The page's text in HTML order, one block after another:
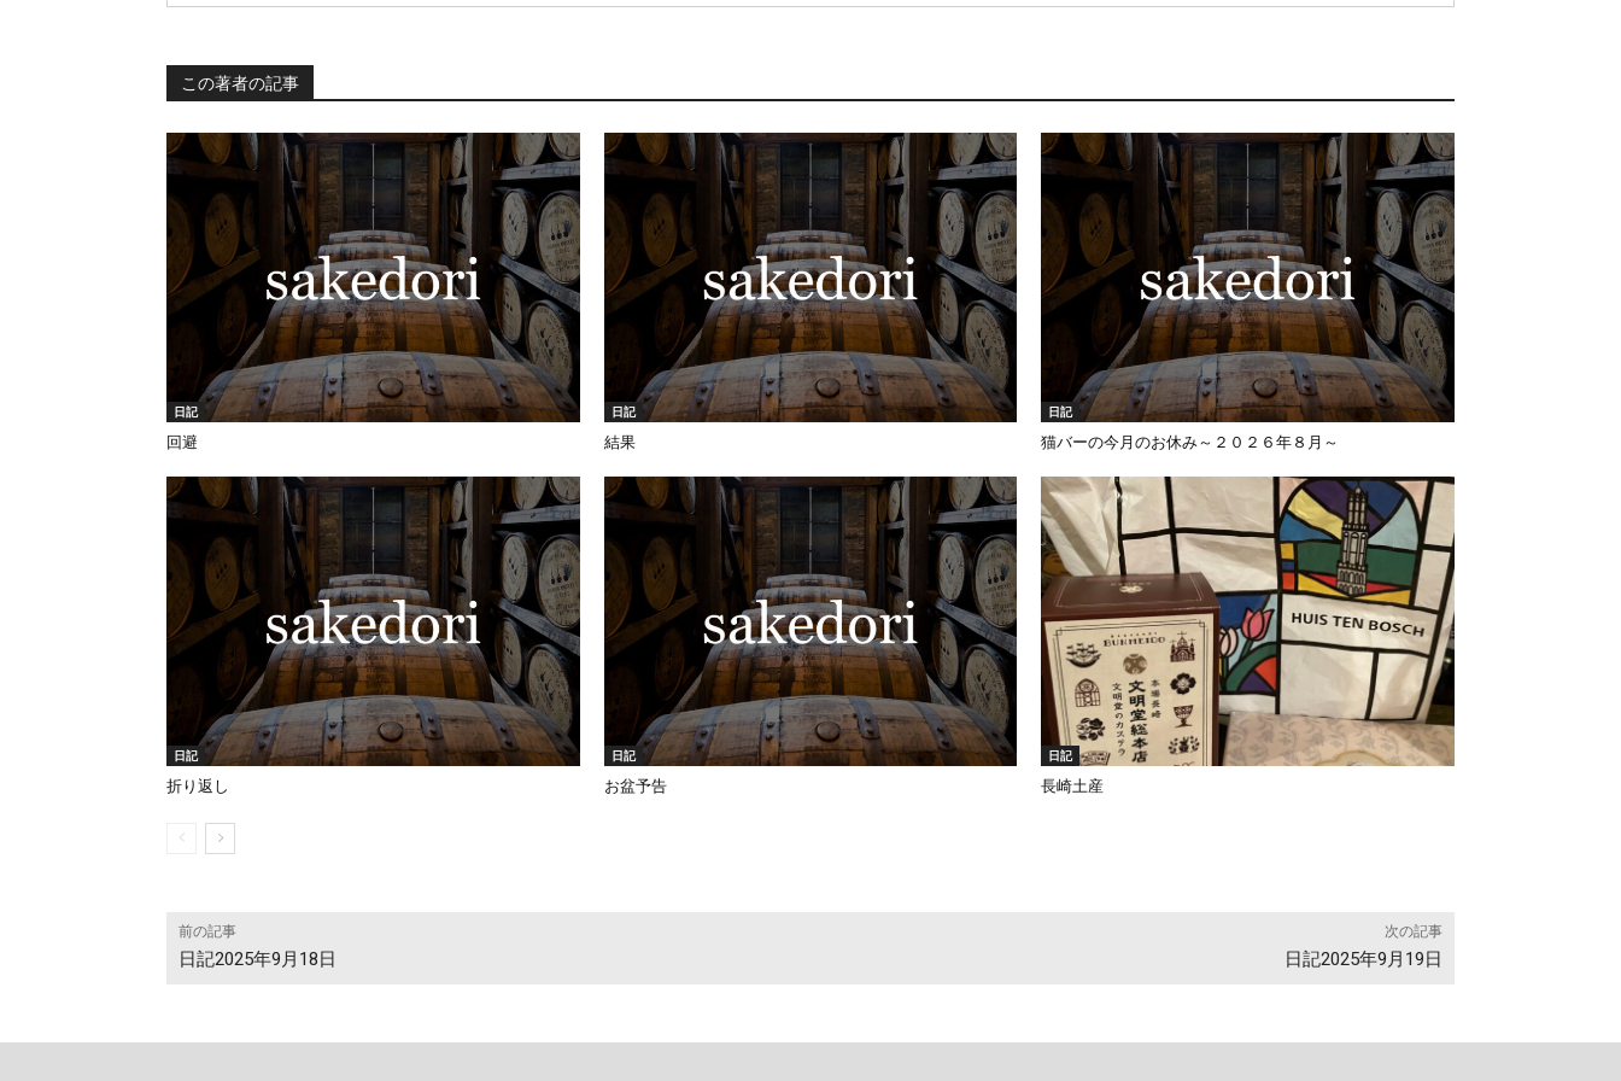
この著者の記事
日記
回避
日記
結果
日記
猫バーの今月のお休み～２０２６年８月～
日記
折り返し
日記
お盆予告
日記
長崎土産
前の記事
日記2025年9月18日
次の記事
日記2025年9月19日